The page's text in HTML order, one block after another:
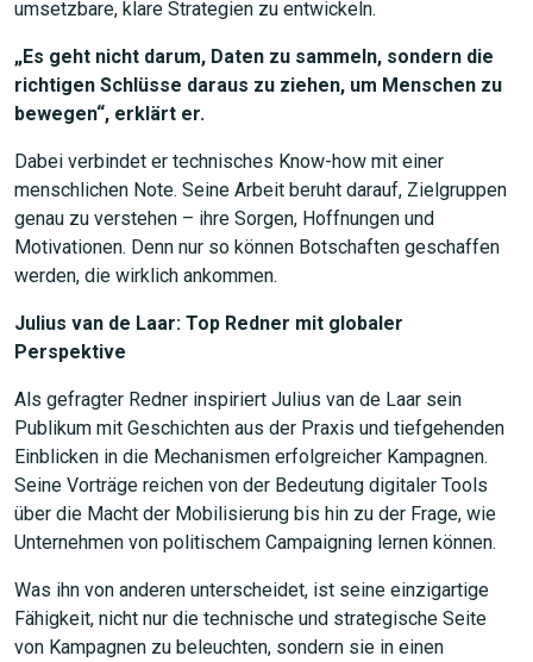
umsetzbare, klare Strategien zu entwickeln.
„Es geht nicht darum, Daten zu sammeln, sondern die
richtigen Schlüsse daraus zu ziehen, um Menschen zu
bewegen“, erklärt er.
Dabei verbindet er technisches Know-how mit einer
menschlichen Note. Seine Arbeit beruht darauf, Zielgruppen
genau zu verstehen – ihre Sorgen, Hoffnungen und
Motivationen. Denn nur so können Botschaften geschaffen
werden, die wirklich ankommen.
Julius van de Laar: Top Redner mit globaler
Perspektive
Als gefragter Redner inspiriert Julius van de Laar sein
Publikum mit Geschichten aus der Praxis und tiefgehenden
Einblicken in die Mechanismen erfolgreicher Kampagnen.
Seine Vorträge reichen von der Bedeutung digitaler Tools
über die Macht der Mobilisierung bis hin zu der Frage, wie
Unternehmen von politischem Campaigning lernen können.
Was ihn von anderen unterscheidet, ist seine einzigartige
Fähigkeit, nicht nur die technische und strategische Seite
von Kampagnen zu beleuchten, sondern sie in einen
JETZT SUCHEN